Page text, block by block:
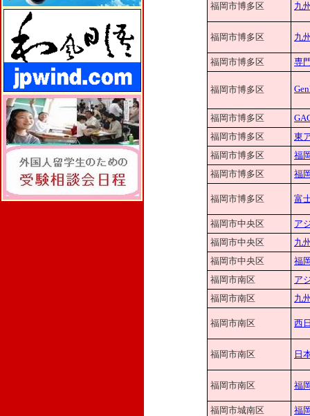
福岡市博多区 九
福岡市博多区 九
福岡市博多区 専
福岡市博多区
福岡市博多区
福岡市博多区
東
福岡市博多区
福
福岡市博多区
福
福岡市博多区 富
福岡市中央区
ア
福岡市中央区
九
福岡市中央区
福
福岡市南区
ア
福岡市南区
九
福岡市南区 西
福岡市南区 日
福岡市南区 福
福岡市城南区
福